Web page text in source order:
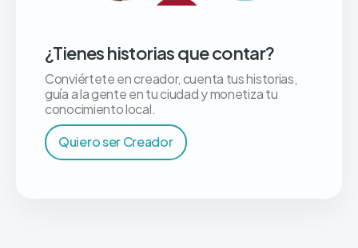
¿Tienes historias que contar?
Conviértete en creador, cuenta tus historias,
guía a la gente en tu ciudad y monetiza tu
conocimiento local.
Quiero ser Creador